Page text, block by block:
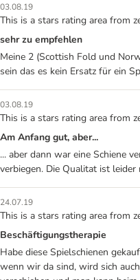
03.08.19
This is a stars rating area from
sehr zu empfehlen
Meine 2 (Scottish Fold und
sein das es kein Ersatz für ein
03.08.19
This is a stars rating area from
Am Anfang gut, aber...
... aber dann war eine Schiene
verbiegen. Die Qualitat ist
24.07.19
This is a stars rating area from
Beschäftigungstherapie
Habe diese Spielschienen
wenn wir da sind, wird sich